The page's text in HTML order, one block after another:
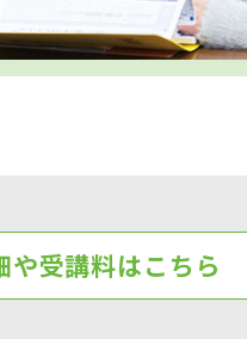
や受講料はこちら